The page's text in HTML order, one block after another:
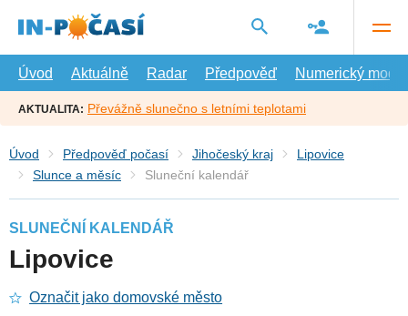
hlavní
Úvod
Aktuálně Radar Předpověď Numerický model
AKTUALITA: Převážně slunečno s letními teplotami
Úvod Předpověď počasí Jihočeský kraj
Lipovice
Slunce a měsíc
Sluneční kalendář
SLUNEČNÍ KALENDÁŘ
Lipovice
Označit jako domovské město